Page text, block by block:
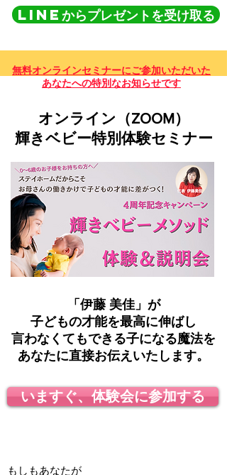
LINEからプレゼントを受け取る
オンライン（ZOOM）
輝きベビー特別体験セミナー
「伊藤 美佳」が
子どもの才能を最高に伸ばし
言わなくてもできる子になる魔法を
あなたに直接お伝えいたします。
いますぐ、体験会に参加する
無料オンラインセミナーにご参加いただいた
あなたへの特別なお知らせです
もしもあなたが